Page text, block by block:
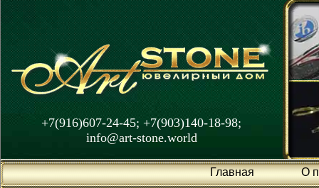
+7(916)607-24-45; +7(903)140-18-98;
info@art-stone.world
Главная О